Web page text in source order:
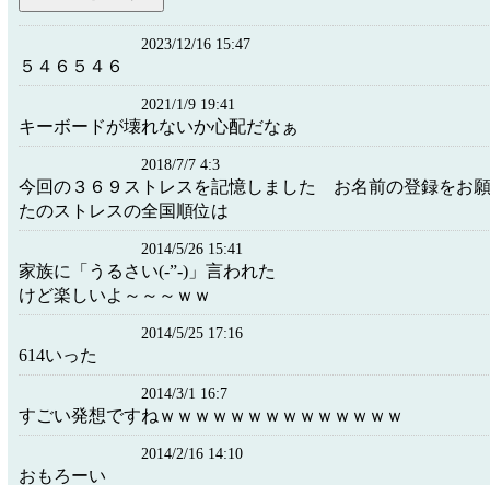
2023/12/16 15:47
５４６５４６
2021/1/9 19:41
キーボードが壊れないか心配だなぁ
2018/7/7 4:3
今回の３６９ストレスを記憶しました お名前の登録をお
たのストレスの全国順位は
2014/5/26 15:41
家族に「うるさい(-”-)」言われた
けど楽しいよ～～～ｗｗ
2014/5/25 17:16
614いった
2014/3/1 16:7
すごい発想ですねｗｗｗｗｗｗｗｗｗｗｗｗｗｗ
2014/2/16 14:10
おもろーい